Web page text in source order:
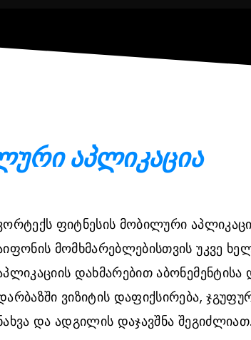
აპლიკაცია
ფიტნესის მობილური
მომხმარებლებისთვის უკვე
დახმარებით აბონემენტისა
ვიზიტის დაფიქსირება,
და ადგილის დაჯავშნა შეგიძლიათ.